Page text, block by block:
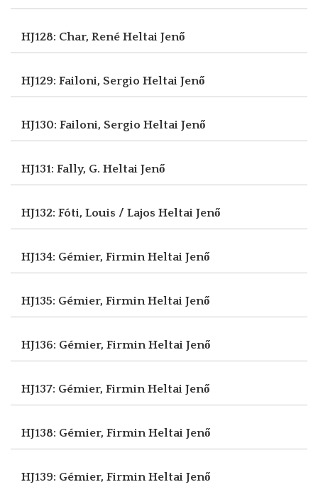
HJ128: Char, René Heltai Jenő
HJ129: Failoni, Sergio Heltai Jenő
HJ130: Failoni, Sergio Heltai Jenő
HJ131: Fally, G. Heltai Jenő
HJ132: Fóti, Louis / Lajos Heltai Jenő
HJ134: Gémier, FirminHeltai Jenő
HJ135: Gémier, FirminHeltai Jenő
HJ136: Gémier, FirminHeltai Jenő
HJ137: Gémier, FirminHeltai Jenő
HJ138: Gémier, FirminHeltai Jenő
HJ139: Gémier, FirminHeltai Jenő